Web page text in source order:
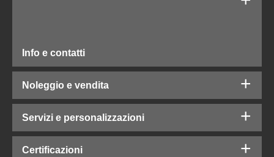
Info e contatti
Noleggio e vendita
Servizi e personalizzazioni
Certificazioni